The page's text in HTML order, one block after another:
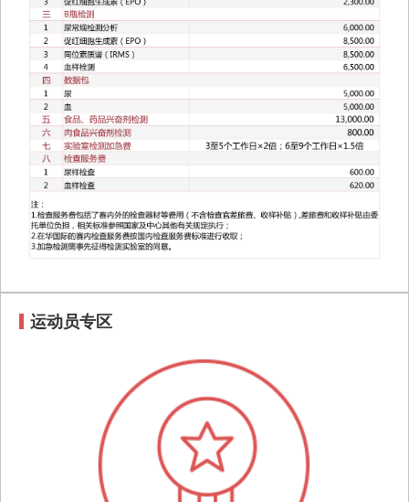
运动员专区